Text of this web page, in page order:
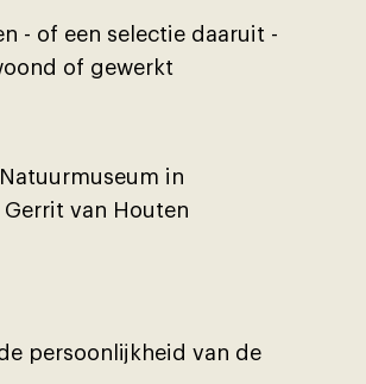
- of een selectie daaruit -
of gewerkt
in
van Houten
persoonlĳkheid van de